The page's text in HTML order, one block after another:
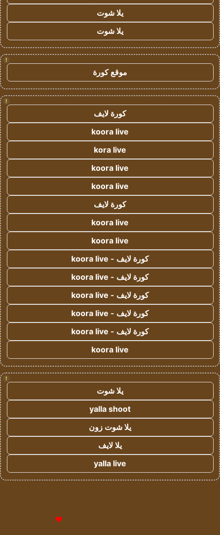
يلا شوت
يلا شوت
!
موقع كورة
!
كورة لايف
koora live
kora live
koora live
koora live
كورة لايف
koora live
koora live
كورة لايف - koora live
كورة لايف - koora live
كورة لايف - koora live
كورة لايف - koora live
كورة لايف - koora live
koora live
!
يلا شوت
yalla shoot
يلا شوت زون
يلا لايف
yalla live